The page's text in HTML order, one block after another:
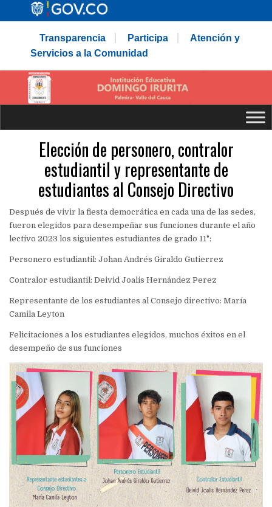
Transparencia Participa
Atención y
Servicios a la Comunidad
Elección de personero, contralor
estudiantil y representante de
estudiantes al Consejo Directivo
Después de vivir la fiesta democrática en cada una de las sedes,
fueron elegidos para desempeñar sus funciones durante el año
lectivo 2023 los siguientes estudiantes de grado 11°:
Personero estudiantil: Johan Andrés Giraldo Gutierrez
Contralor estudiantil: Deivid Joalis Hernández Perez
Representante de los estudiantes al Consejo directivo: María
Camila Leyton
Felicitaciones a los estudiantes elegidos, muchos éxitos en el
desempeño de sus funciones